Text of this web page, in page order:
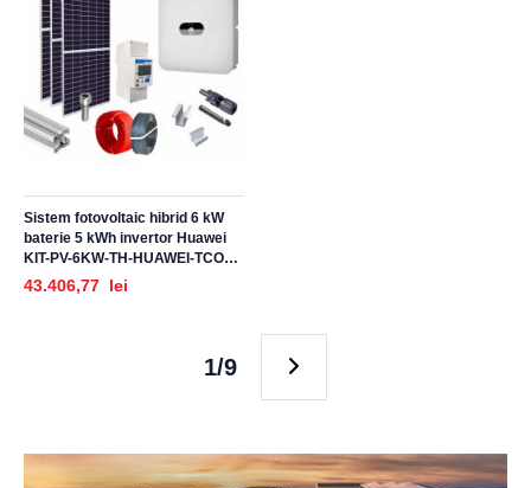
Sistem fotovoltaic hibrid 6 kW
baterie 5 kWh invertor Huawei
KIT-PV-6KW-TH-HUAWEI-TCO_Z,
trifazat, cu montaj, prindere
pentru acoperis tigla ceramica
43.406,77 lei
1/9